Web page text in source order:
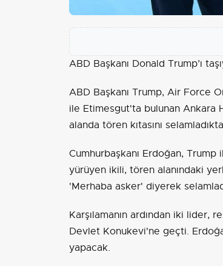
ABD Başkanı Donald Trump’ı
ABD Başkanı Trump, Air Force
ile Etimesgut'ta bulunan Ankara
alanda tören kıtasını
Cumhurbaşkanı Erdoğan,
yürüyen ikili, tören alanındaki
'Merhaba asker' diyerek
Karşılamanın ardından iki lider,
Devlet Konukevi'ne geçti.
yapacak.